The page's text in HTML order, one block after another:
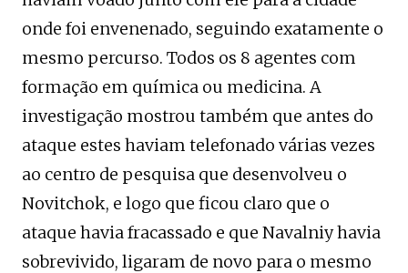
onde foi envenenado, seguindo exatamente o
mesmo percurso. Todos os 8 agentes com
formação em química ou medicina. A
investigação mostrou também que antes do
ataque estes haviam telefonado várias vezes
ao centro de pesquisa que desenvolveu o
Novitchok, e logo que ficou claro que o
ataque havia fracassado e que Navalniy havia
sobrevivido, ligaram de novo para o mesmo